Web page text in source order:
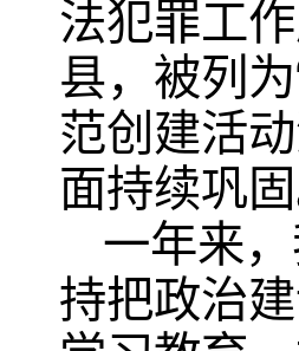
法犯罪工
县，被列
范创建活
面持续巩固
一年来
持把政治